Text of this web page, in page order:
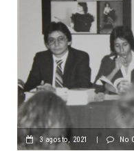
3 agosto, 2021 | No